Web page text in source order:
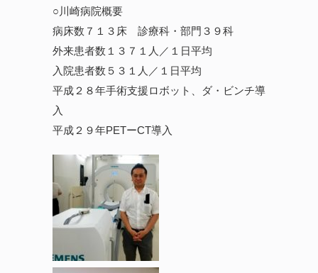
○川崎病院概要
病床数７１３床 診療科・部門３９科
外来患者数１３７１人／１日平均
入院患者数５３１人／１日平均
平成２８年手術支援ロボット、ダ・ビンチ導
入
平成２９年PETーCT導入